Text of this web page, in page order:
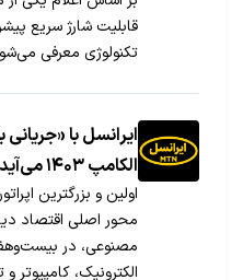
قابلیت شارژ سریع
تکنولوژی معرفی
ایرانسل با
الکامپ ۱۴۰۳ می‌آید
اولین و بزرگترین
محور اصلی اقتصاد
مصنوعی، در